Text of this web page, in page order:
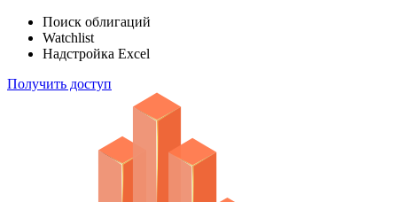
Поиск облигаций
Watchlist
Надстройка Excel
Получить доступ